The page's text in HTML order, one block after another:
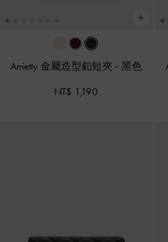
Arrietty 金屬造型釦短夾 -黑色
NT$ 1,190